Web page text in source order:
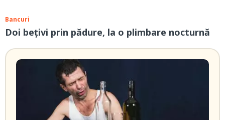
Bancuri
Doi bețivi prin pădure, la o plimbare nocturnă